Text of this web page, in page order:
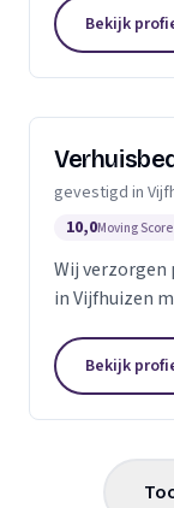
één of enkele
Bekijk
gevestigd in
10,0Moving Score
Wij
in Vijfhuizen
Bekijk